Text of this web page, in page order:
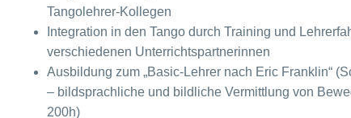
Tangolehrer-Kollegen
Integration in den Tango durch Training und
verschiedenen Unterrichtspartnerinnen
Ausbildung zum „Basic-Lehrer nach Eric Franklin“
– bildsprachliche und bildliche Vermittlung von
200h)